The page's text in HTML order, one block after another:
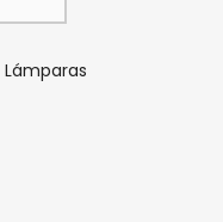
Lámparas